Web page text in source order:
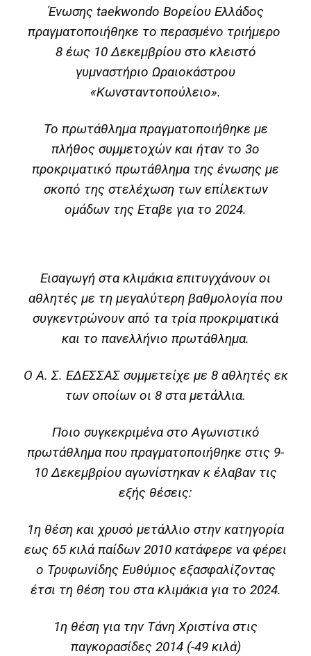
Ένωσης taekwondo Βορείου Ελλάδος
πραγματοποιήθηκε το περασμένο τριήμερο
8 έως 10 Δεκεμβρίου στο κλειστό
γυμναστήριο Ωραιοκάστρου
«Κωνσταντοπούλειο».
Το πρωτάθλημα πραγματοποιήθηκε με
πλήθος συμμετοχών και ήταν το 3ο
προκριματικό πρωτάθλημα της ένωσης με
σκοπό της στελέχωση των επίλεκτων
ομάδων της Εταβε για το 2024.
Εισαγωγή στα κλιμάκια επιτυγχάνουν οι
αθλητές με τη μεγαλύτερη βαθμολογία που
συγκεντρώνουν από τα τρία προκριματικά
και το πανελλήνιο πρωτάθλημα.
Ο Α. Σ. ΕΔΕΣΣΑΣ συμμετείχε με 8 αθλητές εκ
των οποίων οι 8 στα μετάλλια.
Ποιο συγκεκριμένα στο Αγωνιστικό
πρωτάθλημα που πραγματοποιήθηκε στις 9-
10 Δεκεμβρίου αγωνίστηκαν κ έλαβαν τις
εξής θέσεις:
1η θέση και χρυσό μετάλλιο στην κατηγορία
εως 65 κιλά παίδων 2010 κατάφερε να φέρει
ο Τρυφωνίδης Ευθύμιος εξασφαλίζοντας
έτσι τη θέση του στα κλιμάκια για το 2024.
1η θέση για την Τάνη Χριστίνα στις
παγκορασίδες 2014 (-49 κιλά)